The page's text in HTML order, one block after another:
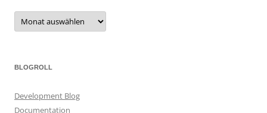
Archiv
BLOGROLL
Development Blog
Documentation